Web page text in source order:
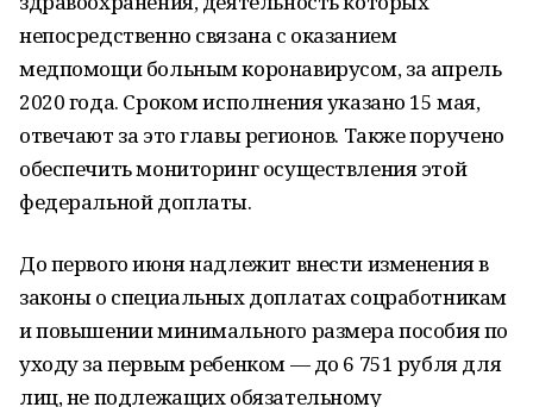
непосредственно связана с оказанием
медпомощи больным коронавирусом, за апрель
2020 года. Сроком исполнения указано 15 мая,
отвечают за это главы регионов. Также поручено
обеспечить мониторинг осуществления этой
федеральной доплаты.
До первого июня надлежит внести изменения в
законы о специальных доплатах соцработникам
и повышении минимального размера пособия по
уходу за первым ребенком — до 6 751 рубля для
лиц, не подлежащих обязательному